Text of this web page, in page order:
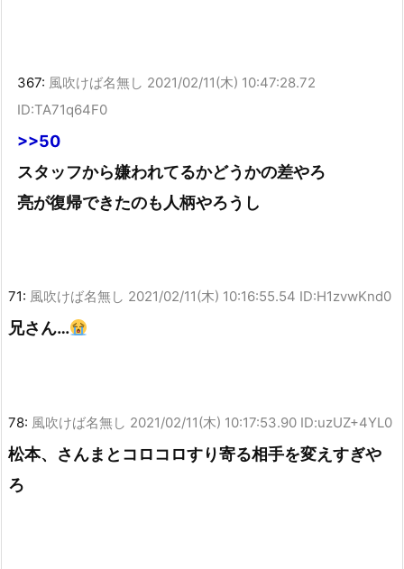
367: 風吹けば名無し 2021/02/11(木) 10:47:28.72
ID:TA71q64F0
>>50
スタッフから嫌われてるかどうかの差やろ
亮が復帰できたのも人柄やろうし
71: 風吹けば名無し 2021/02/11(木) 10:16:55.54 ID:H1zvwKnd0
兄さん…
78: 風吹けば名無し 2021/02/11(木) 10:17:53.90 ID:uzUZ+4YL0
松本、さんまとコロコロすり寄る相手を変えすぎや
ろ